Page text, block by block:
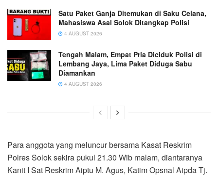
Satu Paket Ganja Ditemukan di Saku Celana,
Mahasiswa Asal Solok Ditangkap Polisi
4 AUGUST 2026
Tengah Malam, Empat Pria Diciduk Polisi di
Lembang Jaya, Lima Paket Diduga Sabu
Diamankan
4 AUGUST 2026
Para anggota yang meluncur bersama Kasat Reskrim
Polres Solok sekira pukul 21.30 Wib malam, diantaranya
Kanit I Sat Reskrim Aiptu M. Agus, Katim Opsnal Aipda Tj.